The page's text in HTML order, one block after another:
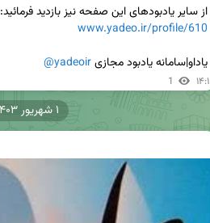
از سایر یادبودهای این صفحه نیز بازدید فرمائید:
www.yadeo.ir/profile/610
یاداو|سامانه یادبود مجازی @yadeoir
1 ۱۴:۱
۱ شهریور ۱۴۰۳